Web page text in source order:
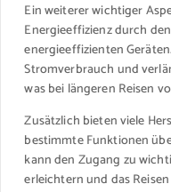
Ein weiterer wichtiger
Energieeffizienz durch
energieeffizienten
Stromverbrauch und
was bei längeren Reisen
Zusätzlich bieten viele
bestimmte Funktionen
kann den Zugang zu
erleichtern und das